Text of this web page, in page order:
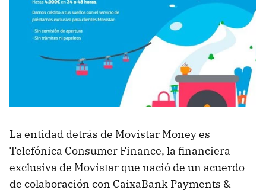
La entidad detrás de Movistar Money es
Telefónica Consumer Finance, la financiera
exclusiva de Movistar que nació de un acuerdo
de colaboración con CaixaBank Payments &